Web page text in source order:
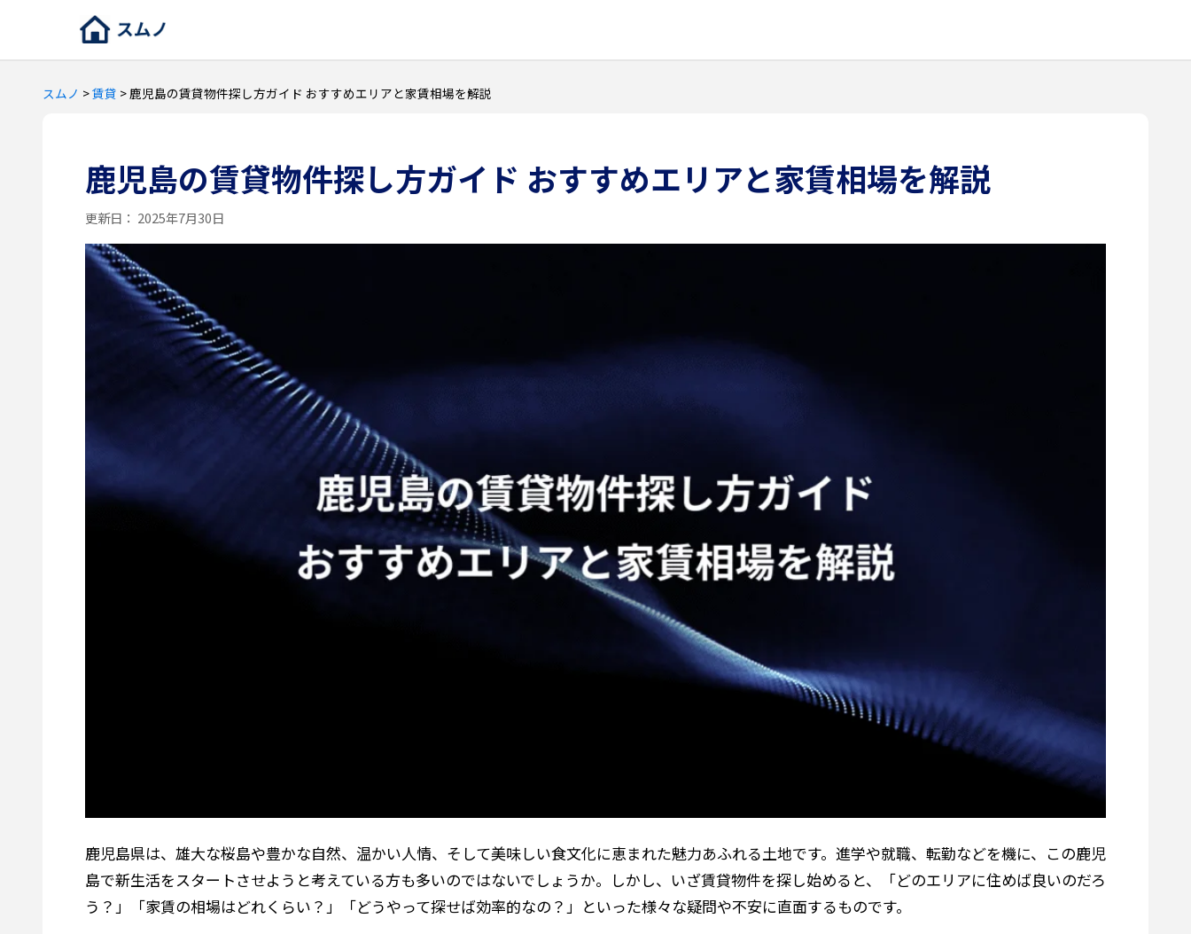
スムノ >賃貸 >鹿児島の賃貸物件探し方ガイド おすすめエリアと家賃相場を解説
鹿児島の賃貸物件探し方ガイド おすすめエリアと家賃相場を解説
更新日： 2025年7月30日
鹿児島県は、雄大な桜島や豊かな自然、温かい人情、そして美味しい食文化に恵まれた魅力あふれる土地です。進学や就職、転勤などを機に、この鹿児
島で新生活をスタートさせようと考えている方も多いのではないでしょうか。しかし、いざ賃貸物件を探し始めると、「どのエリアに住めば良いのだろ
う？」「家賃の相場はどれくらい？」「どうやって探せば効率的なの？」といった様々な疑問や不安に直面するものです。